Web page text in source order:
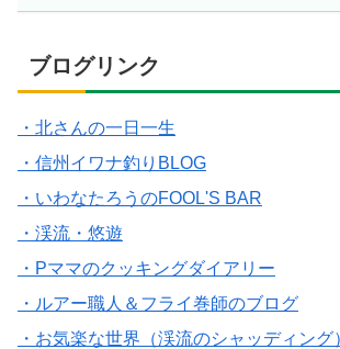
ブログリンク
・北さんの一日一生
・信州イワナ釣りBLOG
・いわなたろうのFOOL'S BAR
・渓流・悠遊
・Pママのクッキングダイアリー
・ルアー職人＆フライ巻師のブログ
・お気楽な世界（渓流のシャッディング